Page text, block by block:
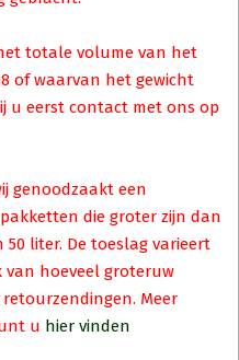
totale volume van het
of waarvan het gewicht
u eerst contact met ons op
genoodzaakt een
die groter zijn dan
liter. De toeslag varieert
van hoeveel groteruw
Meer
u hier vinden